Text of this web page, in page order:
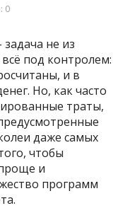
0
не из
под контролем:
и в
Но, как часто
траты,
даже самых
чтобы
и
программ